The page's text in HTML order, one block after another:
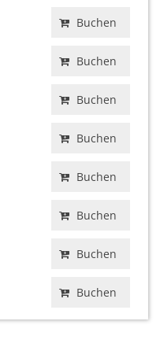
Buchen
Buchen
Buchen
Buchen
Buchen
Buchen
Buchen
Buchen